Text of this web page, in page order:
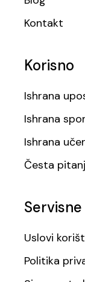
Kontakt
Korisno
Ishrana
Ishrana
Ishrana
Česta
Uslovi
Politika